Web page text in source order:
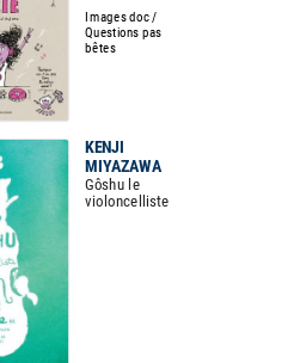
Images doc /
Questions pas
bêtes
KENJI
MIYAZAWA
Gôshu le
violoncelliste